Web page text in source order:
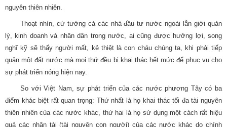
nguyên thiên nhiên.
Thoạt nhìn, cứ tưởng cả các nhà đầu tư nước ngoài lẫn giới quản
lý, kinh doanh và nhân dân trong nước, ai cũng được hưởng lợi, song
nghĩ kỹ sẽ thấy người mất, kẻ thiệt là con cháu chúng ta, khi phải tiếp
quản một đất nước mà mọi thứ đều bị khai thác hết mức để phục vụ cho
sự phát triển nóng hiện nay.
So với Việt Nam, sự phát triển của các nước phương Tây có ba
điểm khác biệt rất quan trọng: Thứ nhất là họ khai thác tối đa tài nguyên
thiên nhiên của các nước khác, thứ hai là họ sử dụng một cách rất hiệu
quả các nhân tài (tài nguyên con người) của các nước khác do chính